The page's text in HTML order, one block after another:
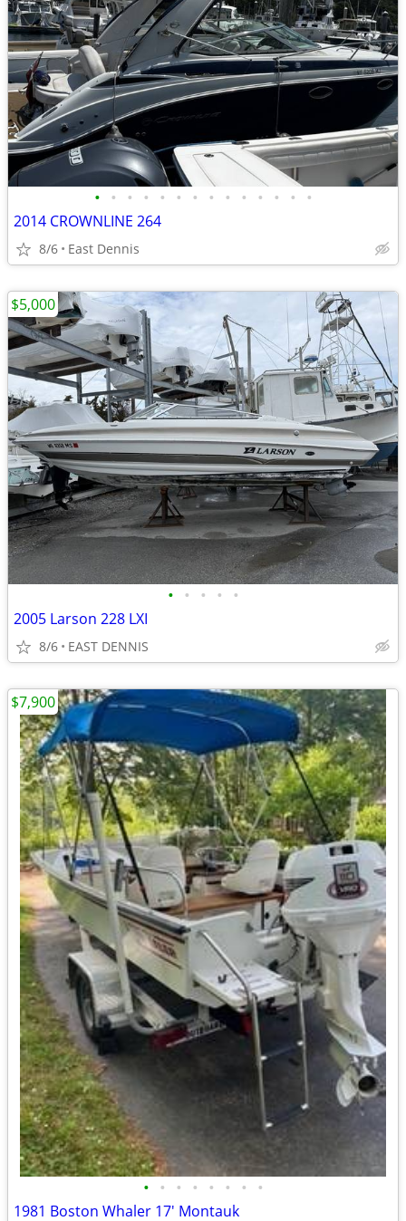
• • • • • • • • • • • • • •
2014 CROWNLINE 264
8/6 East Dennis
• • • • •
2005 Larson 228 LXI
8/6 EAST DENNIS
$5,000
• • • • • • • •
1981 Boston Whaler 17' Montauk
$7,900